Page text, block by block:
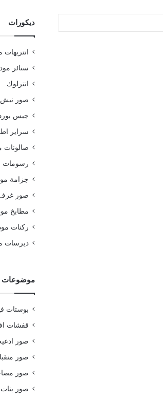
ديكورات
انتريهات
ستائر
انترلوك
صور نيش
جبس بورد
سراير
صالونات
رسومات
جزامة
صور
مطابخ
ركنات
ديرسات
موضوعات
بوستات
قفشات
صور
صور
صور
صور